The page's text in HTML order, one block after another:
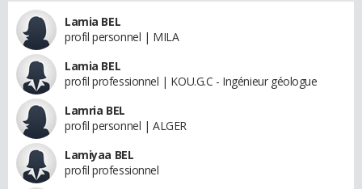
Lamia BEL
profil personnel | MILA
Lamia BEL
profil professionnel | KOU.G.C - Ingénieur géologue
Lamria BEL
profil personnel | ALGER
Lamiyaa BEL
profil professionnel